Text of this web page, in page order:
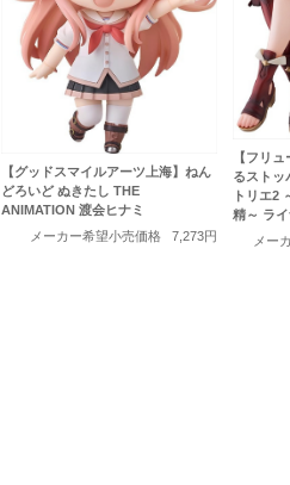
【グッドスマイルアーツ上海】ねん
どろいど ぬきたし THE
ANIMATION 渡会ヒナミ
メーカー希望小売価格
7,273円
【フリ
るストッ
トリエ2
精～ ラ
メー